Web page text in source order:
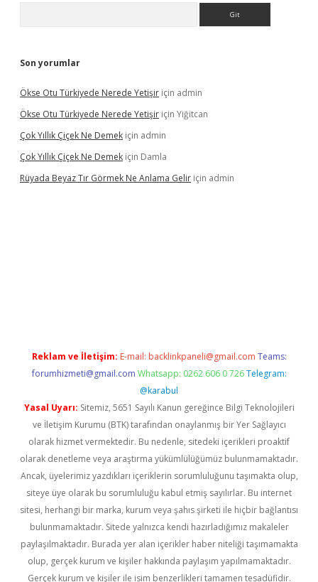
Son yorumlar
Ökse Otu Türkiyede Nerede Yetişir için admin
Ökse Otu Türkiyede Nerede Yetişir için Yiğitcan
Çok Yıllık Çiçek Ne Demek için admin
Çok Yıllık Çiçek Ne Demek için Damla
Rüyada Beyaz Tır Görmek Ne Anlama Gelir için admin
Reklam ve İletişim: E-mail: backlinkpaneli@gmail.com Teams:
forumhizmeti@gmail.com Whatsapp: 0262 606 0 726 Telegram:
@karabul
Yasal Uyarı: Sitemiz, 5651 Sayılı Kanun gereğince Bilgi Teknolojileri
ve İletişim Kurumu (BTK) tarafından onaylanmış bir Yer Sağlayıcı
olarak hizmet vermektedir. Bu nedenle, sitedeki içerikleri proaktif
olarak denetleme veya araştırma yükümlülüğümüz bulunmamaktadır.
Ancak, üyelerimiz yazdıkları içeriklerin sorumluluğunu taşımakta olup,
siteye üye olarak bu sorumluluğu kabul etmiş sayılırlar. Bu internet
sitesi, herhangi bir marka, kurum veya şahıs şirketi ile hiçbir bağlantısı
bulunmamaktadır. Sitede yalnızca kendi hazırladığımız makaleler
paylaşılmaktadır. Burada yer alan içerikler haber niteliği taşımamakta
olup, gerçek kurum ve kişiler hakkında paylaşım yapılmamaktadır.
Gerçek kurum ve kişiler ile isim benzerlikleri tamamen tesadüfidir.